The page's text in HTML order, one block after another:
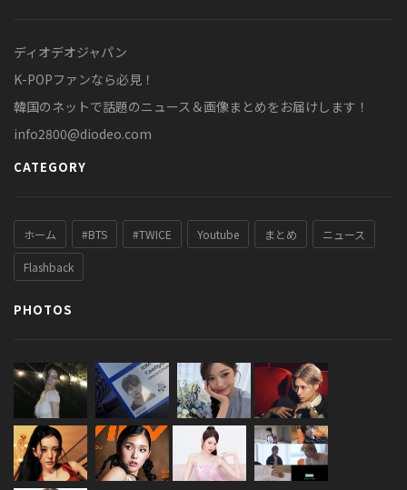
ディオデオジャパン
K-POPファンなら必見！
韓国のネットで話題のニュース＆画像まとめをお届けします！
info2800@diodeo.com
CATEGORY
ホーム #BTS #TWICE Youtube まとめ ニュース
Flashback
PHOTOS